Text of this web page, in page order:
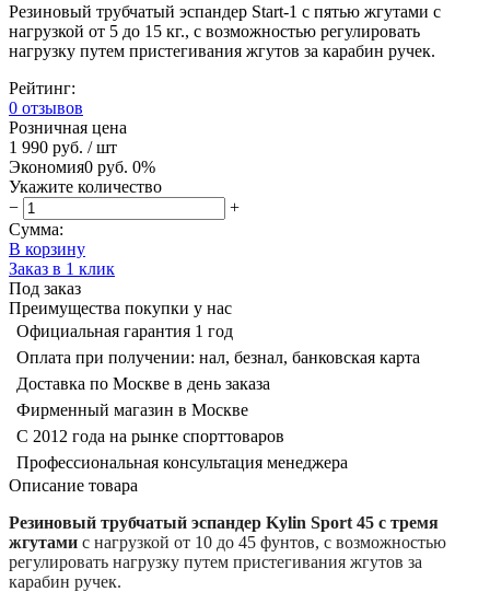
Резиновый трубчатый эспандер Start-1 с пятью жгутами с
нагрузкой от 5 до 15 кг., с возможностью регулировать
нагрузку путем пристегивания жгутов за карабин ручек.
Рейтинг:
0 отзывов
Розничная цена
1 990 руб. / шт
Экономия0 руб. 0%
Укажите количество
−
+
Сумма:
В корзину
Заказ в 1 клик
Под заказ
Преимущества покупки у нас
Официальная гарантия 1 год
Оплата при получении: нал, безнал, банковская карта
Доставка по Москве в день заказа
Фирменный магазин в Москве
С 2012 года на рынке спорттоваров
Профессиональная консультация менеджера
Описание товара
Резиновый трубчатый эспандер Kylin Sport 45 с тремя
жгутами с нагрузкой от 10 до 45 фунтов, с возможностью
регулировать нагрузку путем пристегивания жгутов за
карабин ручек.